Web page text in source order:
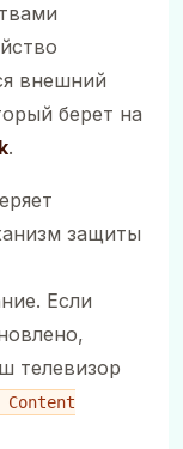
внешний
берет на
.
защиты
Если
телевизор